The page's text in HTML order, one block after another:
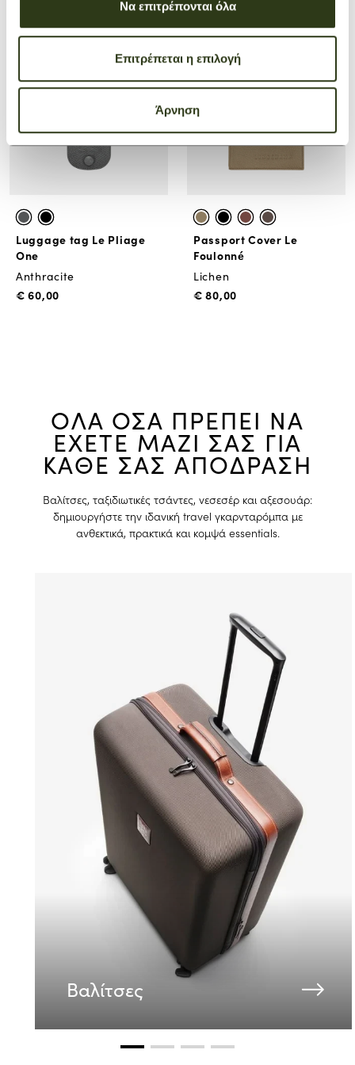
Να επιτρέπονται όλα
Επιτρέπεται η επιλογή
Άρνηση
Luggage tag Le Pliage
One
Anthracite
€ 60,00
Passport Cover Le
Foulonné
Lichen
€ 80,00
ΟΛΑ ΟΣΑ ΠΡΕΠΕΙ ΝΑ
ΕΧΕΤΕ ΜΑΖΙ ΣΑΣ ΓΙΑ
ΚΑΘΕ ΣΑΣ ΑΠΟΔΡΑΣΗ
Βαλίτσες, ταξιδιωτικές τσάντες, νεσεσέρ και αξεσουάρ:
δημιουργήστε την ιδανική travel γκαρνταρόμπα με
ανθεκτικά, πρακτικά και κομψά essentials.
Βαλίτσες